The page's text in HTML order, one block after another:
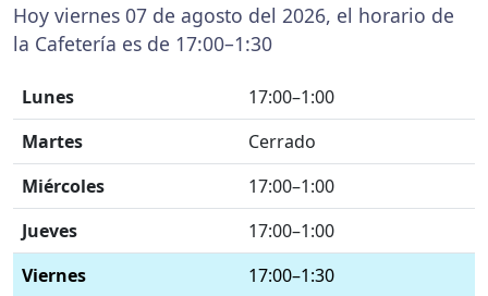
Hoy viernes 07 de agosto del 2026, el horario de
la Cafetería es de 17:00–1:30
Lunes
17:00–1:00
Martes
Cerrado
Miércoles
17:00–1:00
Jueves
17:00–1:00
Viernes
17:00–1:30